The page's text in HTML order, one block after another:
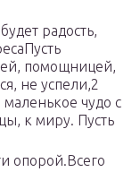
радость,​
помощницей,​
не успели,​2
чудо с​
к миру. Пусть​
опорой.​Всего